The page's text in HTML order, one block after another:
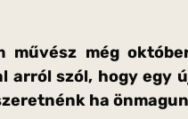
művész még
arról szól, hogy egy
ha